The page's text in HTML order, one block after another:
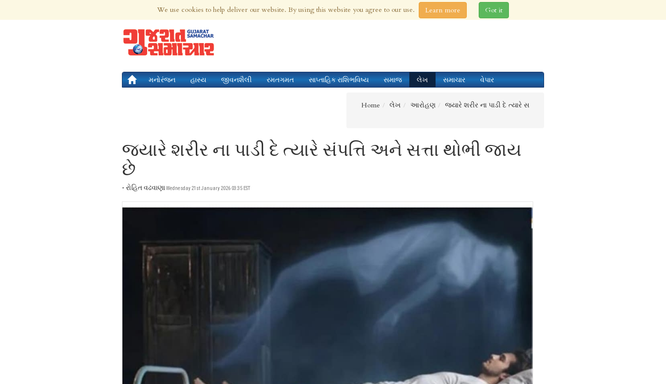
6th Aug 2026 | Updated at 02:11pm 6th Aug 2026
મનોરંજન હાસ્ય જીવનશૈલી રમતગમત સાપ્તાહિક રાશિભવિષ્ય સમાજ લેખ સમાચાર વેપાર
Home લેખ આરોહણ જયારે શરીર ના પાડી દે ત્યારે સ
જયારે શરીર ના પાડી દે ત્યારે સંપત્તિ અને સત્તા થોભી જાય
છે
- રોહિત વઢવાણા Wednesday 21st January 2026 03:35 EST
We use cookies to help deliver our website. By using this website you agree to our use. Learn more Got it